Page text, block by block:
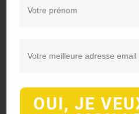
Température adéquate
(18/20°C par exemple) vont
vos rafraîchis à une
OUI, JE